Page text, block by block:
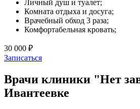
Личный душ и туалет;
Комната отдыха и досуга;
Врачебный обход 3 раза;
Комфортабельная кровать;
30 000 ₽
Записаться
Врачи клиники "Нет
Ивантеевке